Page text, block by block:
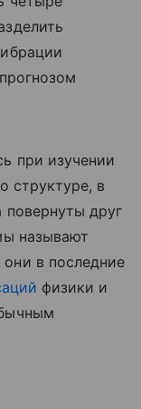
при изучении
структуре, в
повернуты друг
называют
в последние
физики и